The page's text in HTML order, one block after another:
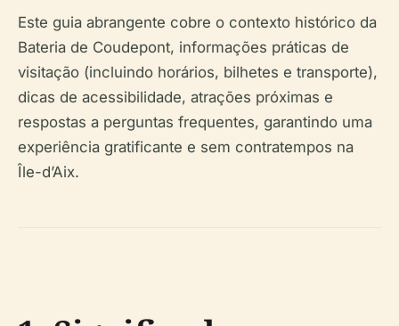
Este guia abrangente cobre o contexto histórico da
Bateria de Coudepont, informações práticas de
visitação (incluindo horários, bilhetes e transporte),
dicas de acessibilidade, atrações próximas e
respostas a perguntas frequentes, garantindo uma
experiência gratificante e sem contratempos na
Île-d’Aix.